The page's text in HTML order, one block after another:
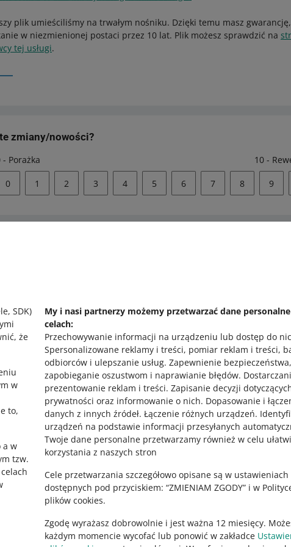
SDK)
że
w
to,
a w
tzw.
My i nasi partnerzy możemy przetwarzać dane
celach:
Przechowywanie informacji na urządzeniu lub dostęp do
Spersonalizowane reklamy i treści, pomiar reklam i treści,
odbiorców i ulepszanie usług. Zapewnienie bezpieczeństwa,
zapobieganie oszustwom i naprawianie błędów.
prezentowanie reklam i treści. Zapisanie decyzji
prywatności oraz informowanie o nich. Dopasowanie i
danych z innych źródeł. Łączenie różnych urządzeń.
urządzeń na podstawie informacji przesyłanych
Twoje dane personalne przetwarzamy również w celu
korzystania z naszych stron
Cele przetwarzania szczegółowo opisane są w ustawieniach
dostępnych pod przyciskiem: “ZMIENIAM ZGODY” i w
plików cookies.
Zgodę wyrażasz dobrowolnie i jest ważna 12 miesięcy.
każdym momencie wycofać lub ponowić w zakładce
plik umieściliśmy na trwałym nośniku. Dzięki temu masz
w niezmienionej postaci przez 10 lat. Plik możesz sprawdzić na
tej usługi.
zmiany/nowości?
- Porażka 10 -
0 1 2 3 4 5 6 7 8 9